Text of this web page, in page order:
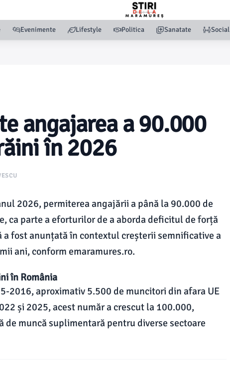
Evenimente Lifestyle Politica Sanatate Social
angajarea a 90.000
în 2026
2026, permiterea angajării a până la 90.000 de
ca parte a eforturilor de a aborda deficitul de forță
fost anunțată în contextul creșterii semnificative a
ani, conform emaramures.ro.
în România
2016, aproximativ 5.500 de muncitori din afara UE
și 2025, acest număr a crescut la 100.000,
muncă suplimentară pentru diverse sectoare